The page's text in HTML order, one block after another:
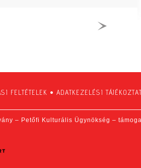
FELTÉTELEK • ADATKEZELÉSI
– Petőfi Kulturális Ügynökség –